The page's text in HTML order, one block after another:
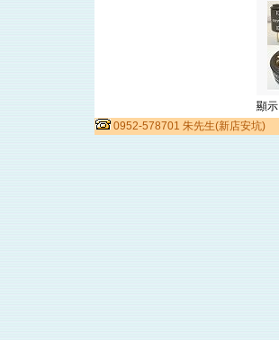
顯示
0952-578701 朱先生(新店安坑)